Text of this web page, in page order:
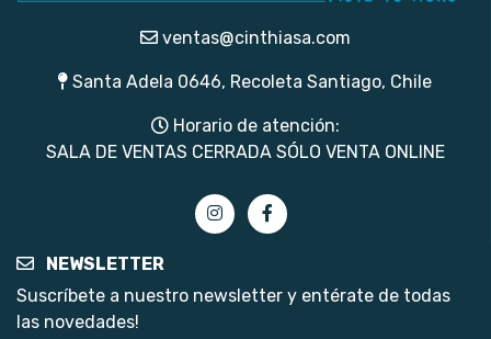
ventas@cinthiasa.com
Santa Adela 0646, Recoleta Santiago, Chile
Horario de atención:
SALA DE VENTAS CERRADA SÓLO VENTA ONLINE
NEWSLETTER
Suscríbete a nuestro newsletter y entérate de todas
las novedades!